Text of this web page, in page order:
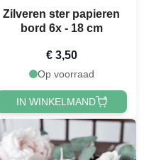
Zilveren ster papieren
bord 6x - 18 cm
€ 3,50
Op voorraad
IN WINKELMAND